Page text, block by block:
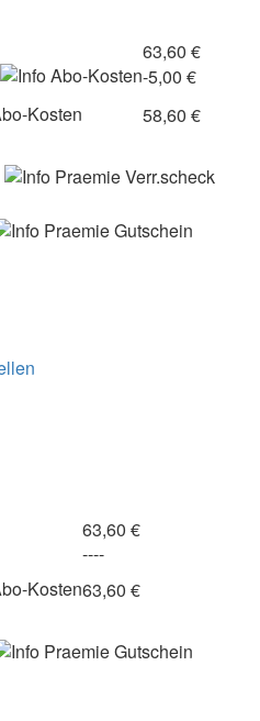
63,60 €
-5,00 €
58,60 €
63,60 €
----
63,60 €